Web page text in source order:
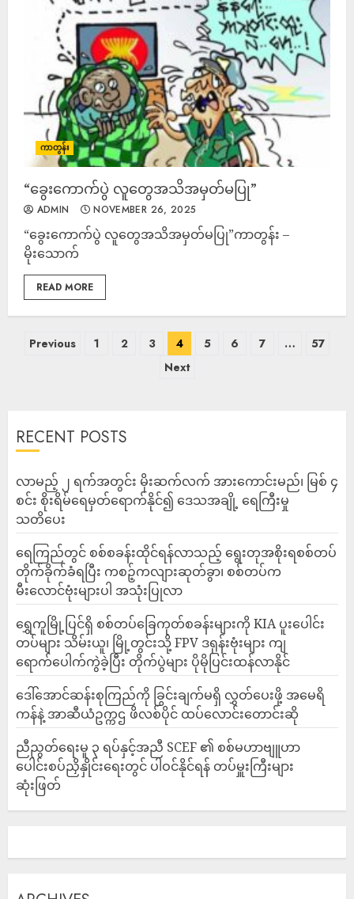
ကာတွန်း
“ခွေးကောက်ပွဲ လူတွေအသိအမှတ်မပြု”
ADMIN NOVEMBER 26, 2025
“ခွေးကောက်ပွဲ လူတွေအသိအမှတ်မပြု”ကာတွန်း –
မိုးသောက်
READ MORE
Previous 1 2 3 4 5 6 7 …
57
Next
RECENT POSTS
လာမည့် ၂ ရက်အတွင်း မိုးဆက်လက် အားကောင်းမည်၊ မြစ် ၄
စင်း စိုးရိမ်ရေမှတ်ရောက်နိုင်၍ ဒေသအချို့ ရေကြီးမှု
သတိပေး
ရေကြည်တွင် စစ်စခန်းထိုင်ရန်လာသည့် ရွေးတုအစိုးရစစ်တပ်
တိုက်ခိုက်ခံရပြီး ကစဉ့်ကလျားဆုတ်ခွာ၊ စစ်တပ်က
မီးလောင်ဗုံးများပါ အသုံးပြုလာ
‎ရွှေကူမြို့ပြင်ရှိ စစ်တပ်ခြေကုတ်စခန်းများကို KIA ပူးပေါင်း
တပ်များ သိမ်းယူ၊ မြို့တွင်းသို့ FPV ဒရုန်းဗုံးများ ကျ
ရောက်ပေါက်ကွဲခဲ့ပြီး တိုက်ပွဲများ ပိုမိုပြင်းထန်လာနိုင်
ဒေါ်အောင်ဆန်းစုကြည်ကို ခြွင်းချက်မရှိ လွှတ်ပေးဖို့ အမေရိ
ကန်နဲ့ အာဆီယံဥက္ကဌ ဖိလစ်ပိုင် ထပ်လောင်းတောင်းဆို
ညီညွတ်ရေးမူ ၃ ရပ်နှင့်အညီ SCEF ၏ စစ်မဟာဗျူဟာ
ပေါင်းစပ်ညှိနှိုင်းရေးတွင် ပါဝင်နိုင်ရန် တပ်မှူးကြီးများ
ဆုံးဖြတ်